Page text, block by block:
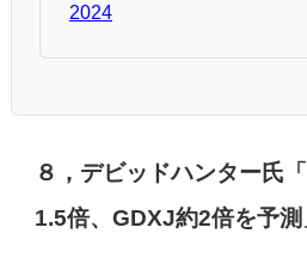
2024
８，デビッドハンター氏
1.5倍、GDXJ約2倍を予測